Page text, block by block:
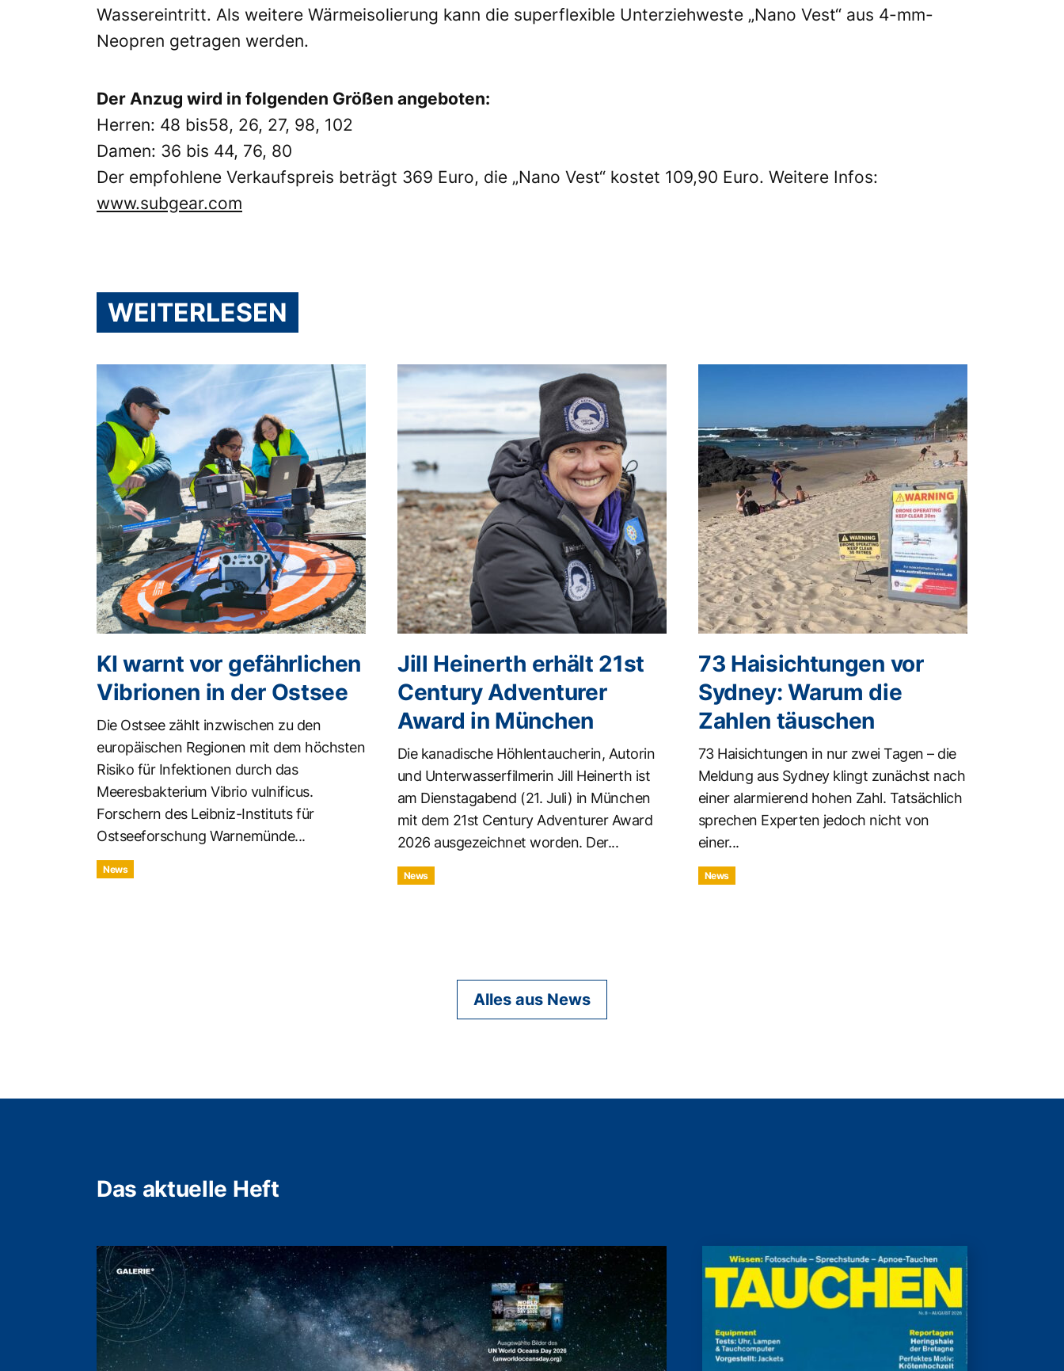
Wassereintritt. Als weitere Wärmeisolierung kann die superflexible Unterziehweste „Nano Vest“ aus 4-mm-
Neopren getragen werden.
Der Anzug wird in folgenden Größen angeboten:
Herren: 48 bis58, 26, 27, 98, 102
Damen: 36 bis 44, 76, 80
Der empfohlene Verkaufspreis beträgt 369 Euro, die „Nano Vest“ kostet 109,90 Euro. Weitere Infos:
www.subgear.com
WEITERLESEN
KI warnt vor gefährlichen
Vibrionen in der Ostsee
Die Ostsee zählt inzwischen zu den
europäischen Regionen mit dem höchsten
Risiko für Infektionen durch das
Meeresbakterium Vibrio vulnificus.
Forschern des Leibniz-Instituts für
Ostseeforschung Warnemünde...
News
Jill Heinerth erhält 21st
Century Adventurer
Award in München
Die kanadische Höhlentaucherin, Autorin
und Unterwasserfilmerin Jill Heinerth ist
am Dienstagabend (21. Juli) in München
mit dem 21st Century Adventurer Award
2026 ausgezeichnet worden. Der...
News
73 Haisichtungen vor
Sydney: Warum die
Zahlen täuschen
73 Haisichtungen in nur zwei Tagen – die
Meldung aus Sydney klingt zunächst nach
einer alarmierend hohen Zahl. Tatsächlich
sprechen Experten jedoch nicht von
einer...
News
Alles aus News
Das aktuelle Heft